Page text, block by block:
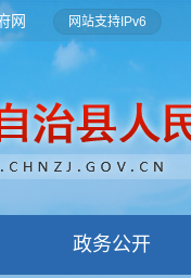
网 网站支持IPv6
政务公开